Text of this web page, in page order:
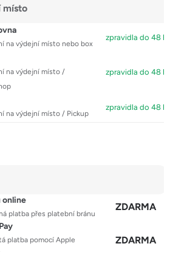
místo
na výdejní místo nebo box
zpravidla do 48
na výdejní místo /
zpravidla do 48
na výdejní místo / Pickup
zpravidla do 48
online
platba přes platební bránu
ZDARMA
platba pomocí Apple
ZDARMA